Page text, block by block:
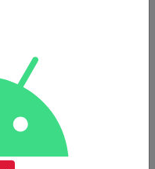
vehiculelor sunt
e interzis.
lucru nu înseamnă că
interzise.